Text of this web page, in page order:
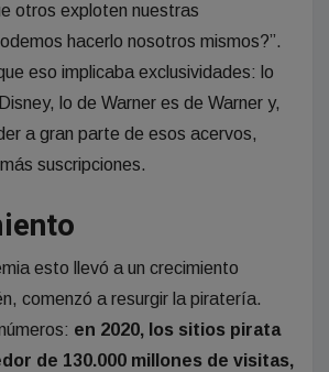
otros exploten nuestras
hacerlo nosotros mismos?”.
eso implicaba exclusividades: lo
lo de Warner es de Warner y,
a gran parte de esos acervos,
suscripciones.
esto llevó a un crecimiento
comenzó a resurgir la piratería.
en 2020, los sitios pirata
de 130.000 millones de visitas,